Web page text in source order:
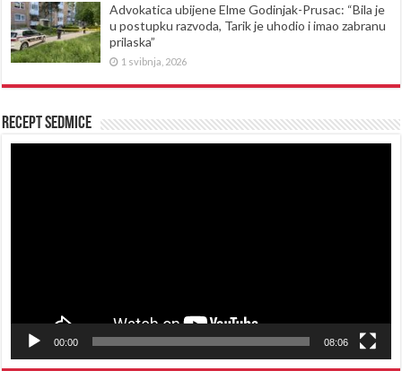
Advokatica ubijene Elme Godinjak-Prusac: “Bila je
u postupku razvoda, Tarik je uhodio i imao zabranu
prilaska”
1 svibnja, 2026
Recept sedmice
00:00 08:06